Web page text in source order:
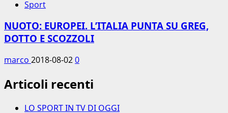
Sport
NUOTO: EUROPEI. L’ITALIA PUNTA SU GREG,
DOTTO E SCOZZOLI
marco 2018-08-020
Articoli recenti
LO SPORT IN TV DI OGGI